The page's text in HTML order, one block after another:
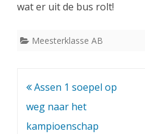
s
v
o
wat er uit de bus rolt!
Meesterklasse AB
Bericht
navigatie
Assen 1 soepel op
weg naar het
kampioenschap